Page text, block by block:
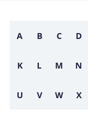
A B C D
K L M N
U V W X